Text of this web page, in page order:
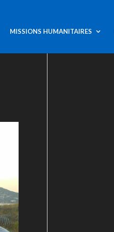
MISSIONS HUMANITAIRES